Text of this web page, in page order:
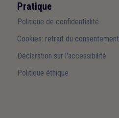
Pratique
Politique de confidentialité
Cookies: retrait du consentement
Déclaration sur l'accessibilité
Politique éthique